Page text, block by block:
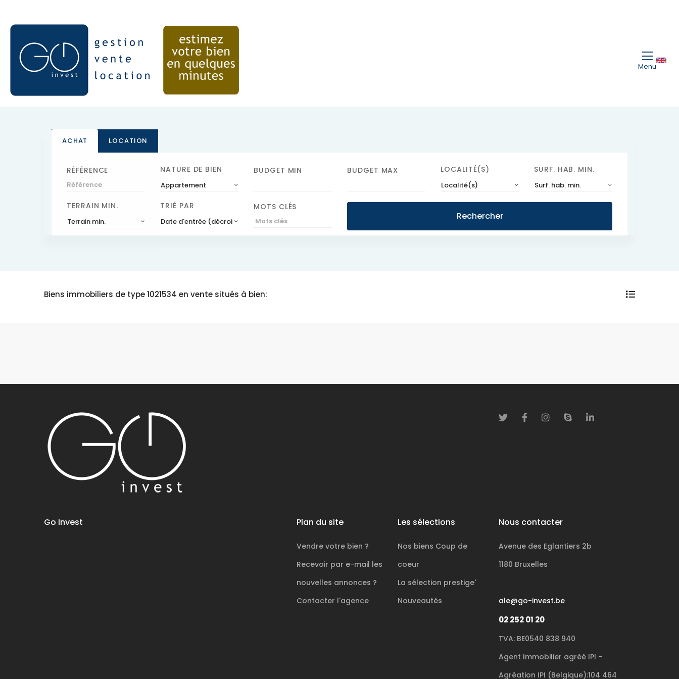
Menu
ACHAT LOCATION
RÉFÉRENCE NATURE DE BIEN
Appartement
BUDGET MIN BUDGET MAX LOCALITÉ(S)
Localité(s)
SURF. HAB. MIN.
Surf. hab. min.
TERRAIN MIN.
Terrain min.
TRIÉ PAR
Date d'entrée (décroissant)
MOTS CLÉS
Rechercher
Biens immobiliers de type 1021534 en vente situés à bien:
Go Invest Plan du site
Vendre votre bien ?
Recevoir par e-mail les
nouvelles annonces ?
Contacter l'agence
Les sélections
Nos biens Coup de
coeur
La sélection prestige'
Nouveautés
Nous contacter
Avenue des Eglantiers 2b
1180 Bruxelles
ale@go-invest.be
02 252 01 20
TVA: BE0540 838 940
Agent Immobilier agréé IPI -
Agréation IPI (Belgique):104 464